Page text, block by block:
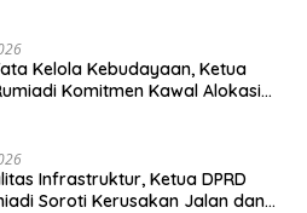
Kelola Kebudayaan, Ketua
Komitmen Kawal Alokasi
Infrastruktur, Ketua DPRD
Soroti Kerusakan Jalan dan